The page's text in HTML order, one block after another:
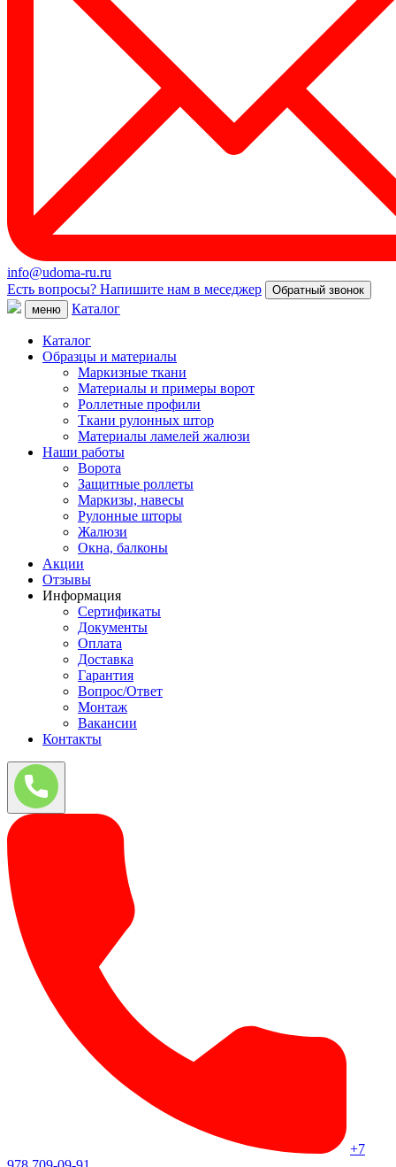
info@udoma-ru.ru
Есть вопросы? Напишите нам в меседжер
Обратный звонок
меню
Каталог
Каталог
Образцы и материалы
Маркизные ткани
Материалы и примеры ворот
Роллетные профили
Ткани рулонных штор
Материалы ламелей жалюзи
Наши работы
Ворота
Защитные роллеты
Маркизы, навесы
Рулонные шторы
Жалюзи
Окна, балконы
Акции
Отзывы
Информация
Сертификаты
Документы
Оплата
Доставка
Гарантия
Вопрос/Ответ
Монтаж
Вакансии
Контакты
+7